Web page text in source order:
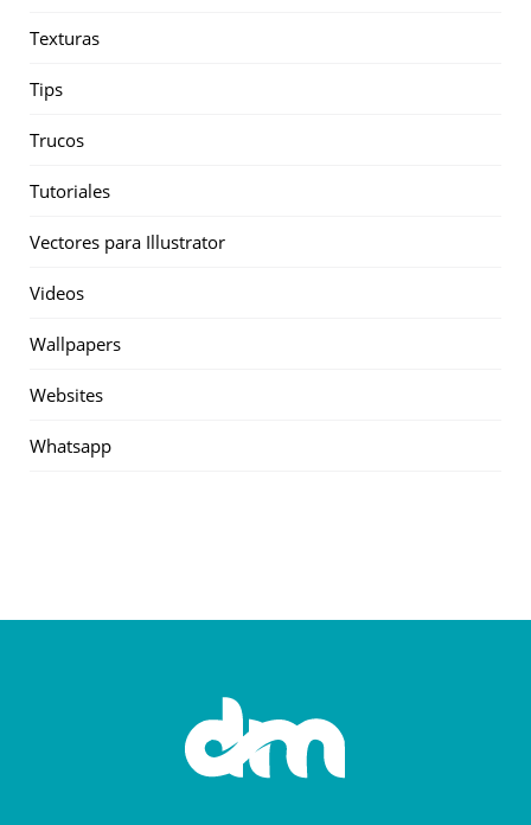
Texturas
Tips
Trucos
Tutoriales
Vectores para Illustrator
Videos
Wallpapers
Websites
Whatsapp